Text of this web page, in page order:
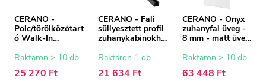
CERANO -
Polc/törölközőtart
ó Walk-In
8-10 mm - matt
cm
Raktáron > 10 db
25 270 Ft
CERANO - Fali
süllyesztett profil
zuhanykabinokho
fekete - 200 cm
Raktáron 1 db
21 634 Ft
CERANO - Onyx
zuhanyfal üveg -
8 mm - matt üveg
Raktáron > 10 db
63 448 Ft